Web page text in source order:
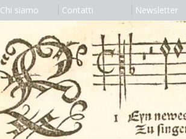
Chi siamo Contatti Newsletter